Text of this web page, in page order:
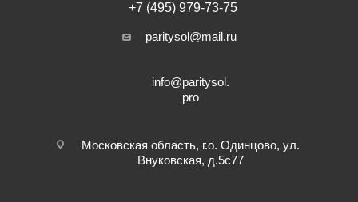
+7 (495) 979-73-75
paritysol@mail.ru
info@paritysol.
pro
Московская область, г.о. Одинцово, ул.
Внуковская, д.5с77